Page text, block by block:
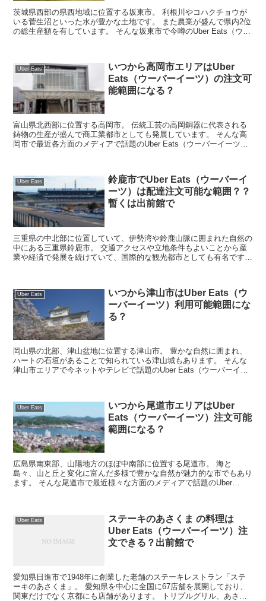
茨城県西部の県西地域に位置する坂東市。 利根川やコハクチョウが
いる菅生沼といった水が豊かな土地です。 また農業が盛んで県内2位
の総生産額を有しています。 そんな坂東市で今噂のUber Eats（ウー
Uber Eats
いつから高岡市エリアはUber
Eats（ウーバーイーツ）の注文可
能範囲になる？
富山県北西部に位置する高岡市。 伝統工芸の高岡銅器に代表される
鋳物の生産が盛んで商工業都市としても発展しています。 そんな高
岡市で最近各方面のメディアで話題のUber Eats（ウーバーイーツ）
Uber Eats
鈴鹿市でUber Eats（ウーバーイ
ーツ）は配達注文可能な範囲？？
暫くは出前館で
三重県の中北部に位置していて、伊勢湾や鈴鹿山脈に囲まれた自然の
中にある三重県鈴鹿市。 交通アクセスや立地条件もよいことから産
業や経済で発展を続けていて、国際的な観光都市としても有名です。
Uber Eats
いつから津山市はUber Eats（ウ
ーバーイーツ）利用可能範囲にな
る？
岡山県の北部、津山盆地に位置する津山市。 豊かな自然に囲まれ、
ハートの石垣があることで知られている津山城もあります。 そんな
津山市エリアで今ネットやテレビで話題のUber Eats（ウーバーイー
Uber Eats
いつから尾道市エリアはUber
Eats（ウーバーイーツ）注文可能
範囲になる？
広島県南東部、山陽地方のほぼ中南部に位置する尾道市。 海と
島々、山と丘と変化に富んだ多様で豊かな自然が魅力的な市でもあり
ます。 そんな尾道市で最近様々な方面のメディアで話題のUber
Uber Eats
ステーキのあさくま の料理は
Uber Eats（ウーバーイーツ）注
文できる？出前館で
愛知県日進市で1948年に創業した老舗のステーキレストラン「ステ
ーキのあさくま」。 愛知県を中心に全国に67店舗を展開しており、
関東だけでなく京都にも店舗があります。 トリプルグリル、あさく